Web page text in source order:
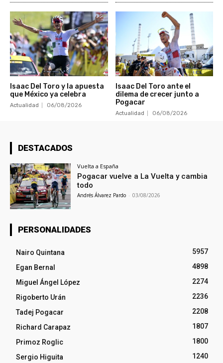
Isaac Del Toro y la apuesta
que México ya celebra
Actualidad 06/08/2026
Isaac Del Toro ante el
dilema de crecer junto a
Pogacar
Actualidad 06/08/2026
DESTACADOS
Vuelta a España
Pogacar vuelve a La Vuelta y cambia
todo
Andrés Álvarez Pardo - 03/08/2026
PERSONALIDADES
Nairo Quintana
5957
Egan Bernal
4898
Miguel Ángel López
2274
Rigoberto Urán
2236
Tadej Pogacar
2208
Richard Carapaz
1807
Primoz Roglic
1800
Sergio Higuita
1240